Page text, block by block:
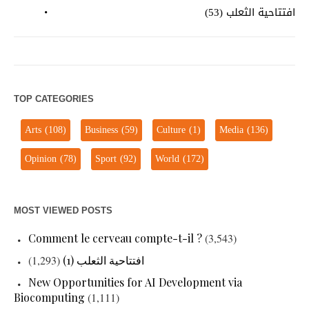
افتتاحية الثعلب (53)
TOP CATEGORIES
Arts(108) Business(59) Culture(1) Media(136)
Opinion(78) Sport(92) World(172)
MOST VIEWED POSTS
Comment le cerveau compte-t-il ?(3,543)
افتتاحية الثعلب (1)
(1,293)
New Opportunities for AI Development via
Biocomputing (1,111)